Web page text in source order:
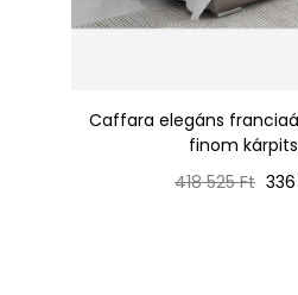
Caffara elegáns
finom
Normál
418 525 Ft Ár